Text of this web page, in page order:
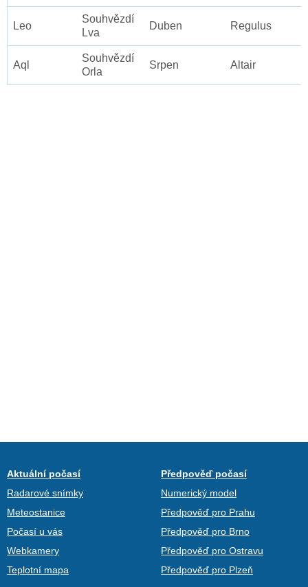
Leo
Souhvězdí
Lva
Duben Regulus
Aql
Souhvězdí
Orla
Srpen Altair
Aktuální počasí
Radarové snímky
Meteostanice
Počasí u vás
Webkamery
Teplotní mapa
Předpověď počasí
Numerický model
Předpověď pro Prahu
Předpověď pro Brno
Předpověď pro Ostravu
Předpověď pro Plzeň